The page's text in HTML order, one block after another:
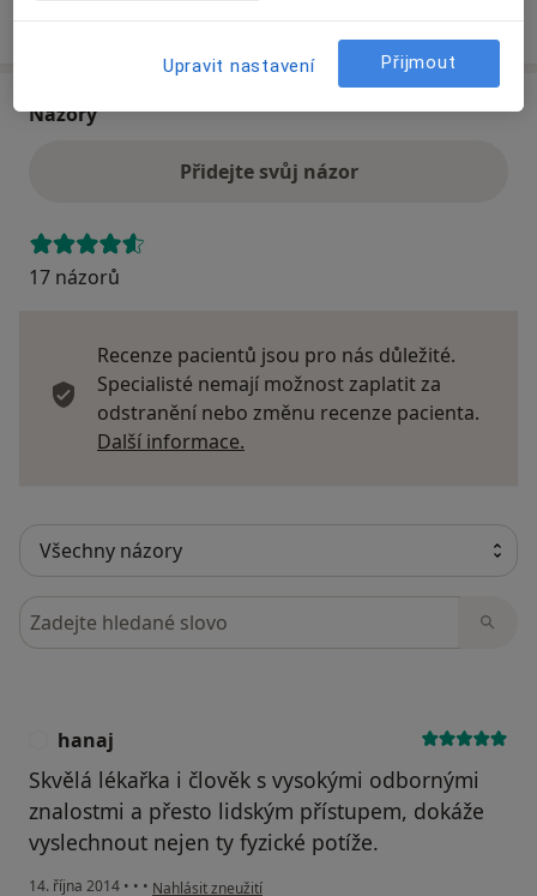
Názory
Přidejte svůj názor
17 názorů
Recenze pacientů jsou pro nás důležité.
Specialisté nemají možnost zaplatit za
odstranění nebo změnu recenze pacienta.
Další informace.
Hledejte v názorech
hanaj
Skvělá lékařka i člověk s vysokými odbornými
znalostmi a přesto lidským přístupem, dokáže
vyslechnout nejen ty fyzické potíže.
14. října 2014 • • • podle názoru uživatele hanaj
Nahlásit zneužití
Upravit nastavení Přijmout